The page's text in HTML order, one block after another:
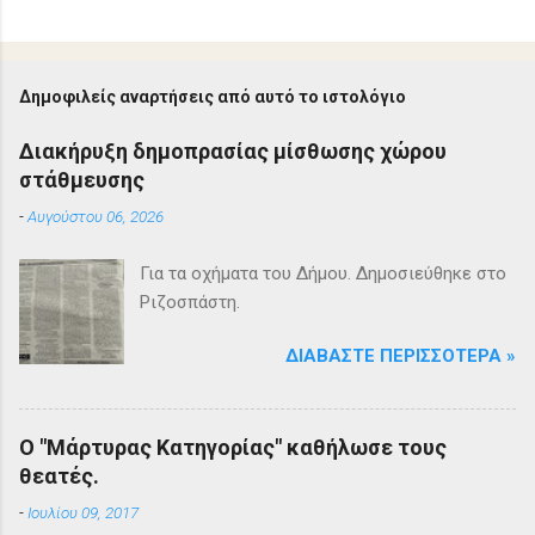
Δημοφιλείς αναρτήσεις από αυτό το ιστολόγιο
Διακήρυξη δημοπρασίας μίσθωσης χώρου
στάθμευσης
-Αυγούστου 06, 2026
Για τα οχήματα του Δήμου. Δημοσιεύθηκε στο
Ριζοσπάστη.
ΔΙΑΒΆΣΤΕ ΠΕΡΙΣΣΌΤΕΡΑ »
Ο "Μάρτυρας Κατηγορίας" καθήλωσε τους
θεατές.
-Ιουλίου 09, 2017